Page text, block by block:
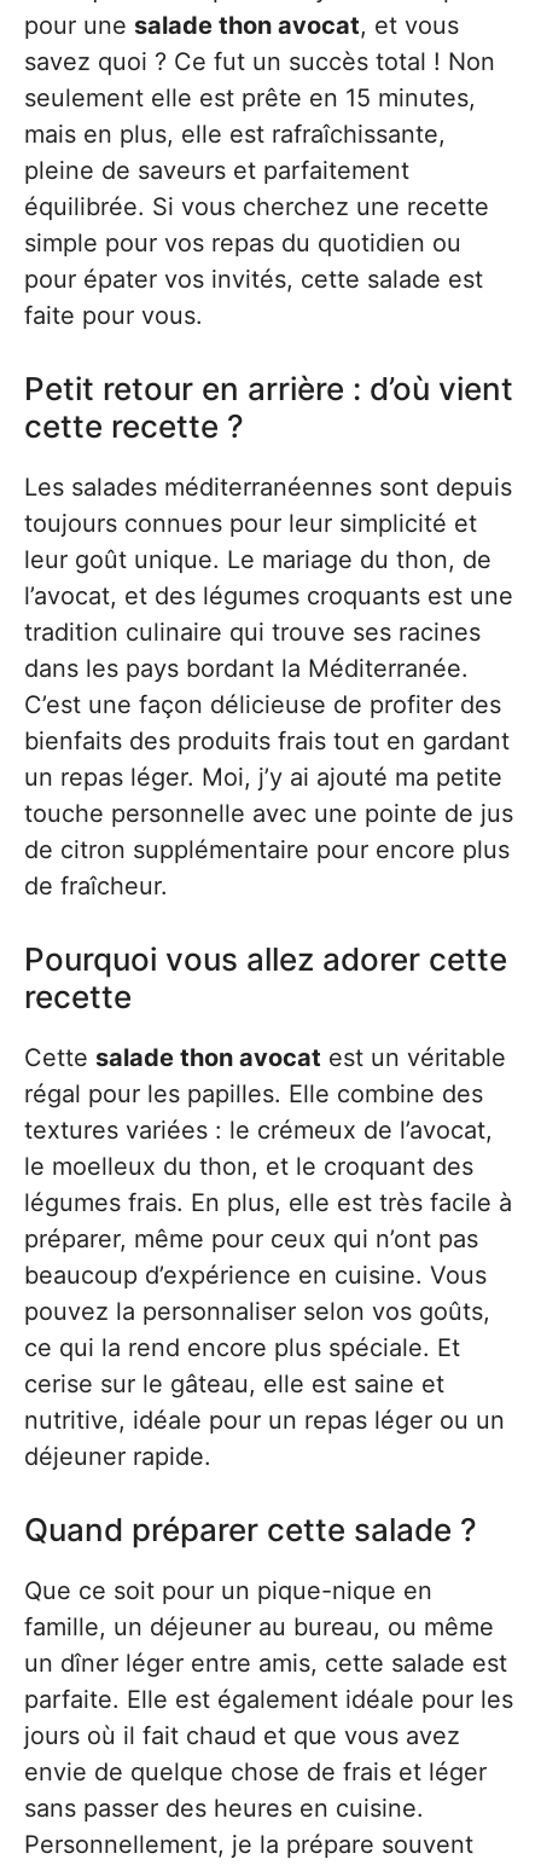
pour une salade thon avocat, et vous
savez quoi ? Ce fut un succès total ! Non
seulement elle est prête en 15 minutes,
mais en plus, elle est rafraîchissante,
pleine de saveurs et parfaitement
équilibrée. Si vous cherchez une recette
simple pour vos repas du quotidien ou
pour épater vos invités, cette salade est
faite pour vous.
Petit retour en arrière : d’où vient
cette recette ?
Les salades méditerranéennes sont depuis
toujours connues pour leur simplicité et
leur goût unique. Le mariage du thon, de
l’avocat, et des légumes croquants est une
tradition culinaire qui trouve ses racines
dans les pays bordant la Méditerranée.
C’est une façon délicieuse de profiter des
bienfaits des produits frais tout en gardant
un repas léger. Moi, j’y ai ajouté ma petite
touche personnelle avec une pointe de jus
de citron supplémentaire pour encore plus
de fraîcheur.
Pourquoi vous allez adorer cette
recette
Cette salade thon avocat est un véritable
régal pour les papilles. Elle combine des
textures variées : le crémeux de l’avocat,
le moelleux du thon, et le croquant des
légumes frais. En plus, elle est très facile à
préparer, même pour ceux qui n’ont pas
beaucoup d’expérience en cuisine. Vous
pouvez la personnaliser selon vos goûts,
ce qui la rend encore plus spéciale. Et
cerise sur le gâteau, elle est saine et
nutritive, idéale pour un repas léger ou un
déjeuner rapide.
Quand préparer cette salade ?
Que ce soit pour un pique-nique en
famille, un déjeuner au bureau, ou même
un dîner léger entre amis, cette salade est
parfaite. Elle est également idéale pour les
jours où il fait chaud et que vous avez
envie de quelque chose de frais et léger
sans passer des heures en cuisine.
Personnellement, je la prépare souvent